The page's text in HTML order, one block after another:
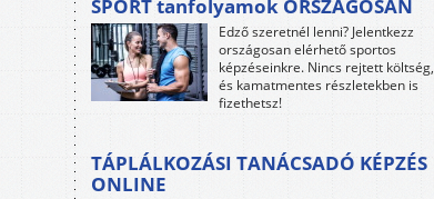
SPORT tanfolyamok ORSZÁGOSAN
Edző szeretnél lenni? Jelentkezz
országosan elérhető sportos
képzéseinkre. Nincs rejtett költség,
és kamatmentes részletekben is
fizethetsz!
TÁPLÁLKOZÁSI TANÁCSADÓ KÉPZÉS
ONLINE